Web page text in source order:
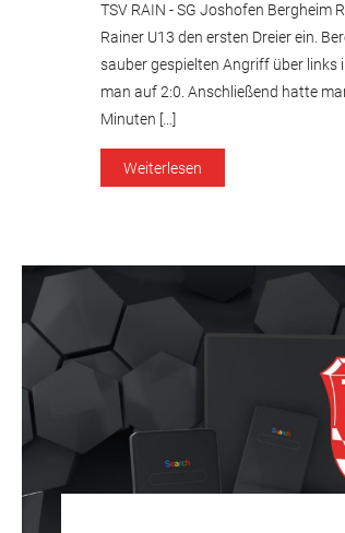
TSV RAIN - SG Joshofen Bergheim
Rainer U13 den ersten Dreier ein.
sauber gespielten Angriff über links
man auf 2:0. Anschließend hatte
Minuten […]
Weiterlesen